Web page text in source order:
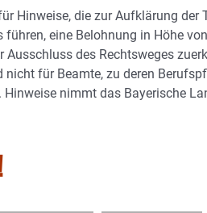
Hinweise, die zur Aufklärung der
eine Belohnung in Höhe
des Rechtsweges
für Beamte, zu deren
nimmt das Bayerische